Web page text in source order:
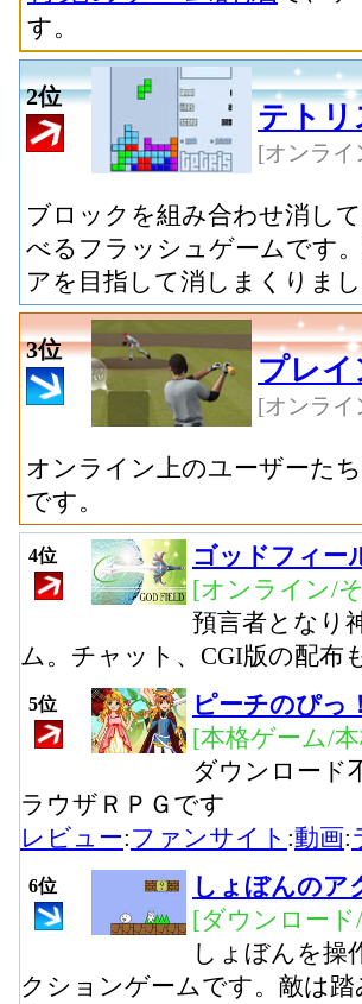
す。
2位
テトリ
[オンライ
ブロックを組み合わせ消し
べるフラッシュゲームです
アを目指して消しまくりま
3位
プレ
[オンライ
オンライン上のユーザーた
です。
4位
ゴッドフィー
[オンライン/
預言者となり
ム。チャット、CGI版の配布
5位
ピーチのぴっ！
[本格ゲーム/
ダウンロード
ラウザＲＰＧです
レビュー:ファンサイト :動画:
6位
しょぼんのア
[ダウンロー
しょぼんを操
クションゲームです。敵は